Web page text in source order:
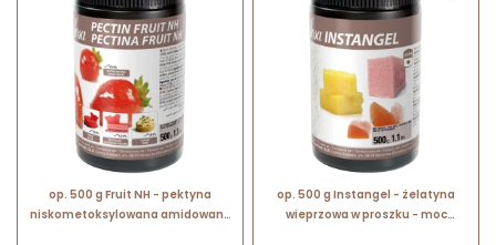
op. 500 g Fruit NH - pektyna
niskometoksylowana amidowana
op. 500 g Instangel - żelatyna
wieprzowa w proszku - moc